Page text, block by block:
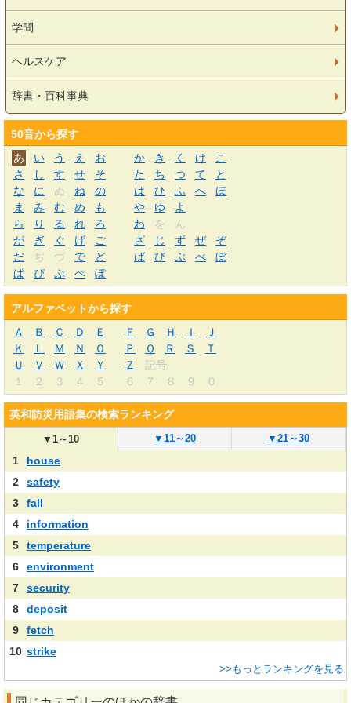
学問
ヘルスケア
辞書・百科事典
50音から探す
あ
い う え お か き く け
こ
さ
し す せ そ た ち つ て
と
な
に ぬ ね の は ひ ふ へ
ほ
ま
み む め も や ゆ
よ
ら
り る れ ろ わ を
ん
が
ぎ ぐ げ ご ざ じ ず ぜ
ぞ
だ
ぢ づ で ど ば び ぶ べ
ぼ
ぱ
ぴ ぷ ぺ ぽ
アルファベットから探す
Ａ
Ｂ Ｃ Ｄ Ｅ Ｆ Ｇ Ｈ Ｉ
Ｊ
Ｋ
Ｌ Ｍ Ｎ Ｏ Ｐ Ｑ Ｒ Ｓ
Ｔ
Ｕ
Ｖ Ｗ Ｘ Ｙ Ｚ
記号
１
２ ３ ４ ５ ６ ７ ８ ９ ０
英和防災用語集の検索ランキング
▼1～10 ▼ 11～20 ▼ 21～30
1
house
2
safety
3
fall
4
information
5
temperature
6
environment
7
security
8
deposit
9
fetch
10 strike
>>もっとランキングを見る